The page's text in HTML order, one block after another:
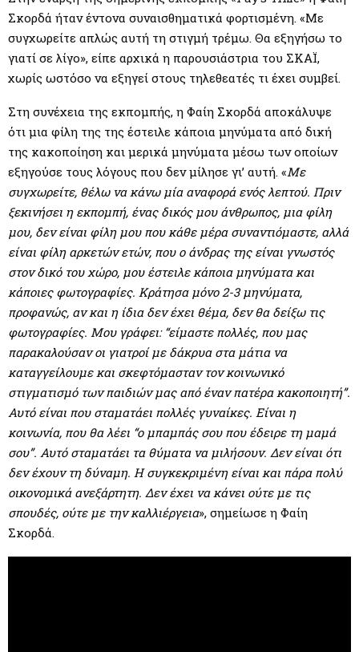
E
N
U
Σκορδά ήταν έντονα συναισθηματικά φορτισμένη. «Με
συγχωρείτε απλώς αυτή τη στιγμή τρέμω. Θα εξηγήσω το
γιατί σε λίγο», είπε αρχικά η παρουσιάστρια του ΣΚΑΪ,
χωρίς ωστόσο να εξηγεί στους τηλεθεατές τι έχει συμβεί.
Στη συνέχεια της εκπομπής, η Φαίη Σκορδά αποκάλυψε
ότι μια φίλη της της έστειλε κάποια μηνύματα από δική
της κακοποίηση και μερικά μηνύματα μέσω των οποίων
εξηγούσε τους λόγους που δεν μίλησε γι’ αυτή. «Με
συγχωρείτε, θέλω να κάνω μία αναφορά ενός λεπτού. Πριν
ξεκινήσει η εκπομπή, ένας δικός μου άνθρωπος, μια φίλη
μου, δεν είναι φίλη μου που κάθε μέρα συναντιόμαστε, αλλά
είναι φίλη αρκετών ετών, που ο άνδρας της είναι γνωστός
στον δικό του χώρο, μου έστειλε κάποια μηνύματα και
κάποιες φωτογραφίες. Κράτησα μόνο 2-3 μηνύματα,
προφανώς, αν και η ίδια δεν έχει θέμα, δεν θα δείξω τις
φωτογραφίες. Μου γράφει: “είμαστε πολλές, που μας
παρακαλούσαν οι γιατροί με δάκρυα στα μάτια να
καταγγείλουμε και σκεφτόμασταν τον κοινωνικό
στιγματισμό των παιδιών μας από έναν πατέρα κακοποιητή”.
Αυτό είναι που σταματάει πολλές γυναίκες. Είναι η
κοινωνία, που θα λέει “ο μπαμπάς σου που έδειρε τη μαμά
σου”. Αυτό σταματάει τα θύματα να μιλήσουν. Δεν είναι ότι
δεν έχουν τη δύναμη. Η συγκεκριμένη είναι και πάρα πολύ
οικονομικά ανεξάρτητη. Δεν έχει να κάνει ούτε με τις
σπουδές, ούτε με την καλλιέργεια», σημείωσε η Φαίη
Σκορδά.